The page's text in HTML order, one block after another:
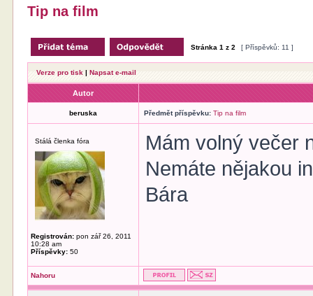
Tip na film
Stránka1 z2 [ Příspěvků: 11 ]
Verze pro tisk |Napsat e-mail
Autor
beruska Předmět příspěvku: Tip na film
Stálá členka fóra
Registrován: pon zář 26, 2011
10:28 am
Příspěvky: 50
Mám volný večer
Nemáte nějakou
Bára
Nahoru